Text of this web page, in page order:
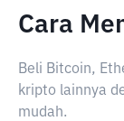
Cara
Beli Bitcoin,
kripto lainnya
mudah.